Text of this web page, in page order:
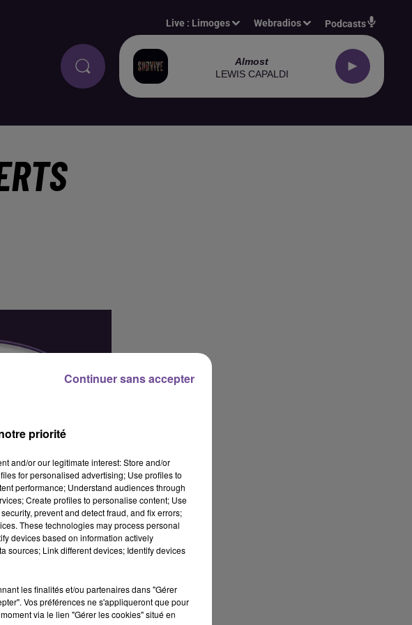
Live : Limoges Webradios Podcasts
Almost
LEWIS CAPALDI
interviendrez
priorité
and/or our legitimate interest: Store and/or
for personalised advertising; Use profiles to
performance; Understand audiences through
Create profiles to personalise content; Use
prevent and detect fraud, and fix errors;
These technologies may process personal
devices based on information actively
sources; Link different devices; Identify devices
les finalités et/ou partenaires dans "Gérer
Vos préférences ne s'appliqueront que pour
via le lien "Gérer les cookies" situé en
Continuer sans accepter